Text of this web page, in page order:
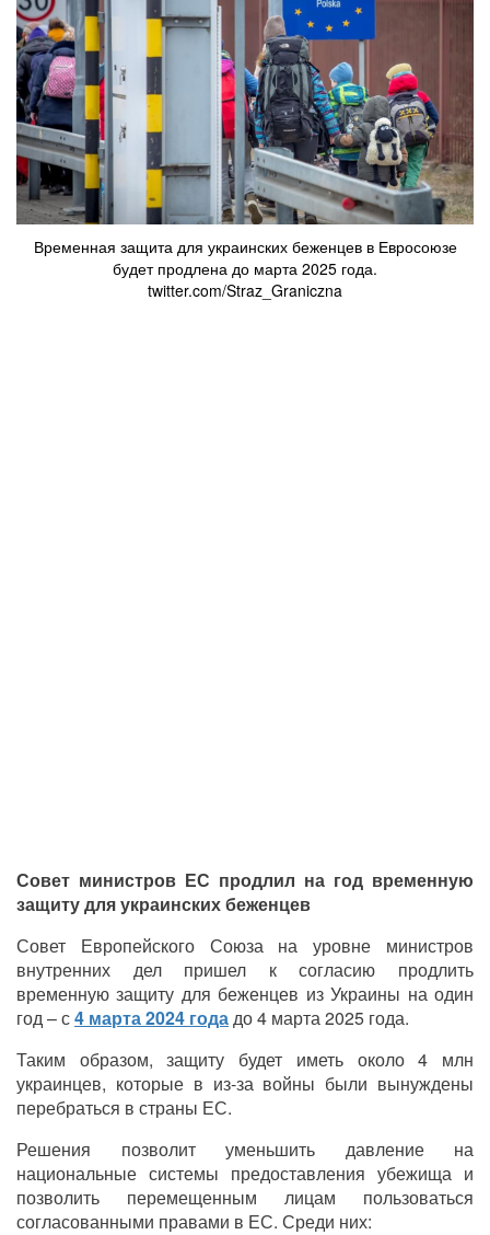
Временная защита для украинских беженцев в Евросоюзе
будет продлена до марта 2025 года.
twitter.com/Straz_Graniczna
Совет министров ЕС продлил на год временную
защиту для украинских беженцев
Совет Европейского Союза на уровне министров
внутренних дел пришел к согласию продлить
временную защиту для беженцев из Украины на один
год – с4 марта 2024 годадо 4 марта 2025 года.
Таким образом, защиту будет иметь около 4 млн
украинцев, которые в из-за войны были вынуждены
перебраться в страны ЕС.
Решения позволит уменьшить давление на
национальные системы предоставления убежища и
позволить перемещенным лицам пользоваться
согласованными правами в ЕС. Среди них: